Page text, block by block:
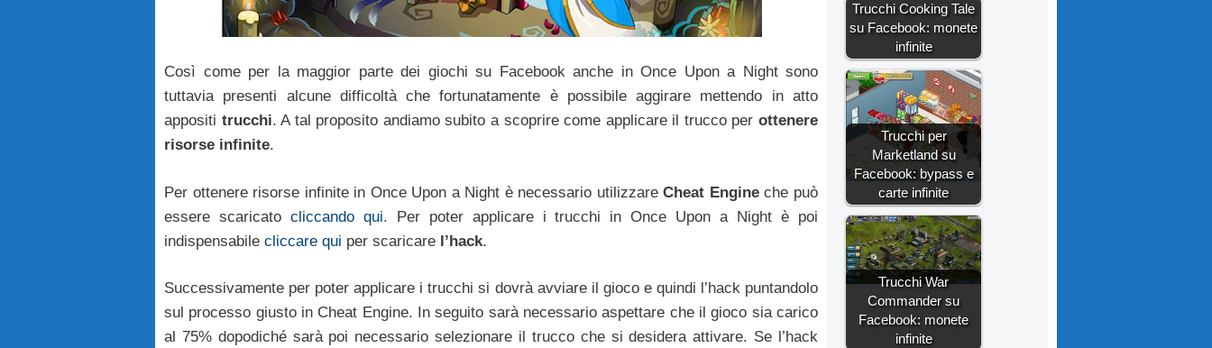
Così come per la maggior parte dei giochi su Facebook anche in Once Upon a Night sono
tuttavia presenti alcune difficoltà che fortunatamente è possibile aggirare mettendo in atto
appositi trucchi. A tal proposito andiamo subito a scoprire come applicare il trucco per ottenere
risorse infinite.
Per ottenere risorse infinite in Once Upon a Night è necessario utilizzareCheat Engineche può
essere scaricato cliccando qui. Per poter applicare i trucchi in Once Upon a Night è poi
indispensabile cliccare qui per scaricare l’hack.
Successivamente per poter applicare i trucchi si dovrà avviare il gioco e quindi l’hack puntandolo
sul processo giusto in Cheat Engine. In seguito sarà necessario aspettare che il gioco sia carico
al 75% dopodiché sarà poi necessario selezionare il trucco che si desidera attivare. Se l’hack
Trucchi Cooking Tale
su Facebook: monete
infinite
Trucchi per
Marketland su
Facebook: bypass e
carte infinite
Trucchi War
Commander su
Facebook: monete
infinite